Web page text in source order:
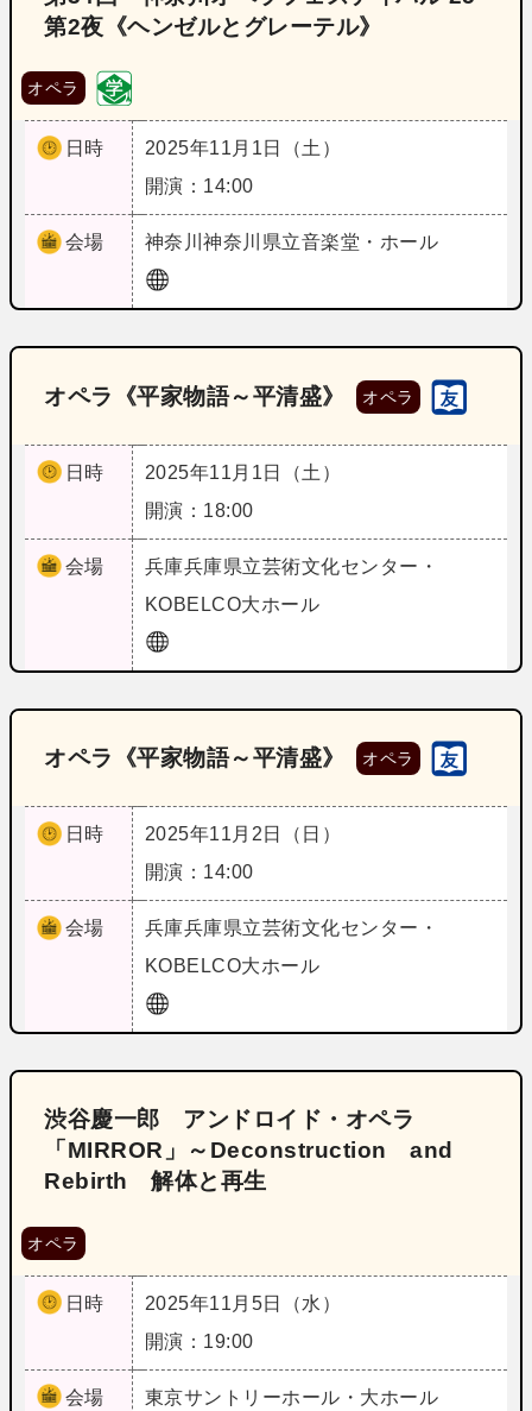
第2夜《ヘンゼルとグレーテル》
オペラ
日時
2025年11月1日（土）
開演：14:00
会場 神奈川神奈川県立音楽堂・ホール
オペラ《平家物語～平清盛》 オペラ
日時
2025年11月1日（土）
開演：18:00
会場 兵庫兵庫県立芸術文化センター・
KOBELCO大ホール
オペラ《平家物語～平清盛》 オペラ
日時
2025年11月2日（日）
開演：14:00
会場 兵庫兵庫県立芸術文化センター・
KOBELCO大ホール
渋谷慶一郎 アンドロイド・オペラ
「MIRROR」～Deconstruction and
Rebirth 解体と再生
オペラ
日時
2025年11月5日（水）
開演：19:00
会場 東京サントリーホール・大ホール